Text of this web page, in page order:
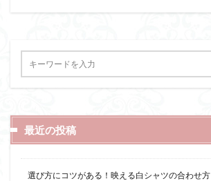
最近の投稿
選び方にコツがある！映える白シャツの合わせ方